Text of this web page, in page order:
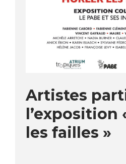
Artistes
l’exposition
les failles »